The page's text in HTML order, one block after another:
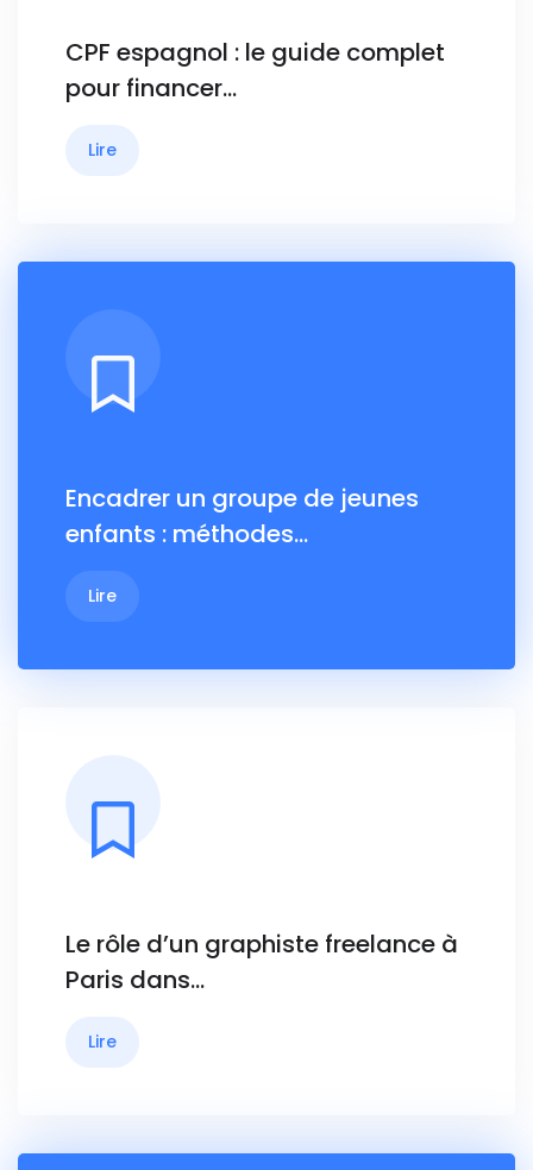
CPF espagnol : le guide complet
pour financer…
Lire
Encadrer un groupe de jeunes
enfants : méthodes…
Lire
Le rôle d’un graphiste freelance à
Paris dans…
Lire